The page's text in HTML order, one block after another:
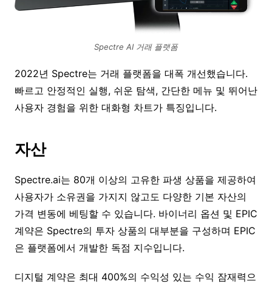
Spectre AI 거래 플랫폼
2022년 Spectre는 거래 플랫폼을 대폭 개선했습니다.
빠르고 안정적인 실행, 쉬운 탐색, 간단한 메뉴 및 뛰어난
사용자 경험을 위한 대화형 차트가 특징입니다.
자산
Spectre.ai는 80개 이상의 고유한 파생 상품을 제공하여
사용자가 소유권을 가지지 않고도 다양한 기본 자산의
가격 변동에 베팅할 수 있습니다. 바이너리 옵션 및 EPIC
계약은 Spectre의 투자 상품의 대부분을 구성하며 EPIC
은 플랫폼에서 개발한 독점 지수입니다.
디지털 계약은 최대 400%의 수익성 있는 수익 잠재력으